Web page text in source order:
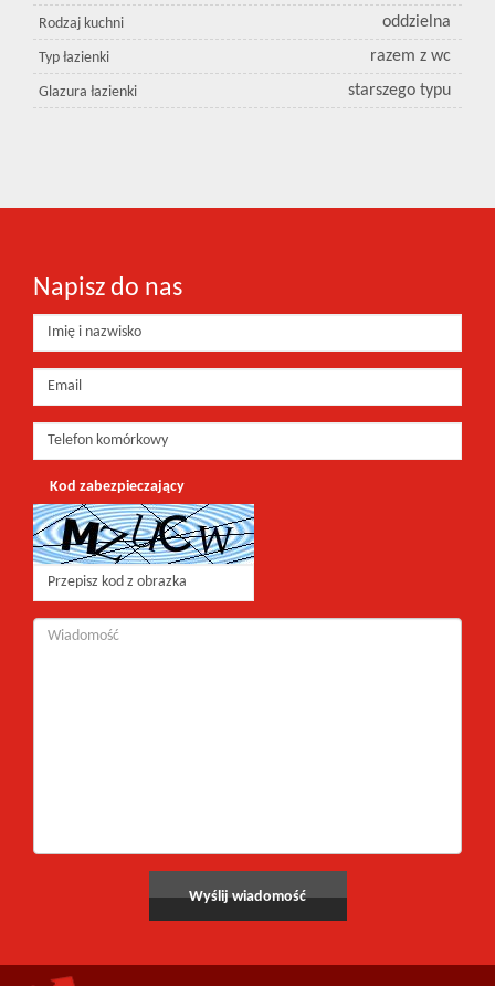
Rodzaj kuchni oddzielna
Typ łazienki razem z wc
Glazura łazienki starszego typu
Napisz do nas
Kod zabezpieczający